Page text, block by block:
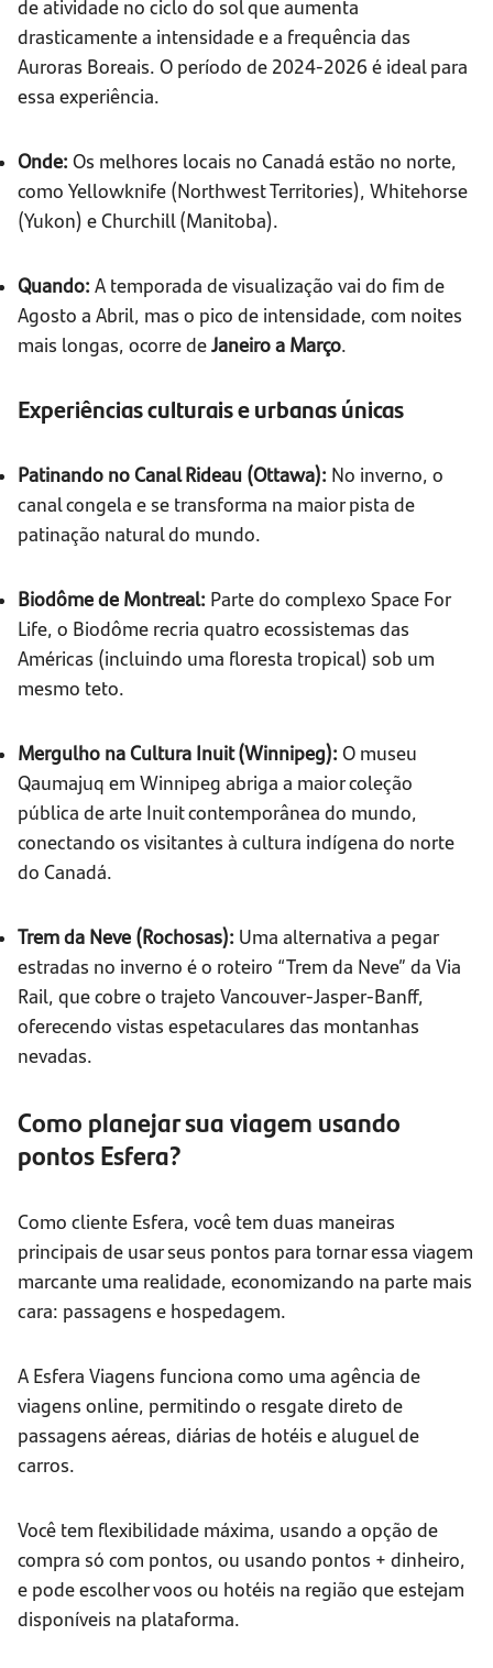
de atividade no ciclo do sol que aumenta
drasticamente a intensidade e a frequência das
Auroras Boreais. O período de 2024-2026 é ideal para
essa experiência.
Onde: Os melhores locais no Canadá estão no norte,
como Yellowknife (Northwest Territories), Whitehorse
(Yukon) e Churchill (Manitoba).
Quando: A temporada de visualização vai do fim de
Agosto a Abril, mas o pico de intensidade, com noites
mais longas, ocorre deJaneiro a Março.
Experiências culturais e urbanas únicas
Patinando no Canal Rideau (Ottawa): No inverno, o
canal congela e se transforma na maior pista de
patinação natural do mundo.
Biodôme de Montreal: Parte do complexo Space For
Life, o Biodôme recria quatro ecossistemas das
Américas (incluindo uma floresta tropical) sob um
mesmo teto.
Mergulho na Cultura Inuit (Winnipeg): O museu
Qaumajuq em Winnipeg abriga a maior coleção
pública de arte Inuit contemporânea do mundo,
conectando os visitantes à cultura indígena do norte
do Canadá.
Trem da Neve (Rochosas): Uma alternativa a pegar
estradas no inverno é o roteiro “Trem da Neve” da Via
Rail, que cobre o trajeto Vancouver-Jasper-Banff,
oferecendo vistas espetaculares das montanhas
nevadas.
Como planejar sua viagem usando
pontos Esfera?
Como cliente Esfera, você tem duas maneiras
principais de usar seus pontos para tornar essa viagem
marcante uma realidade, economizando na parte mais
cara: passagens e hospedagem.
A Esfera Viagens funciona como uma agência de
viagens online, permitindo o resgate direto de
passagens aéreas, diárias de hotéis e aluguel de
carros.
Você tem flexibilidade máxima, usando a opção de
compra só com pontos, ou usando pontos + dinheiro,
e pode escolher voos ou hotéis na região que estejam
disponíveis na plataforma.